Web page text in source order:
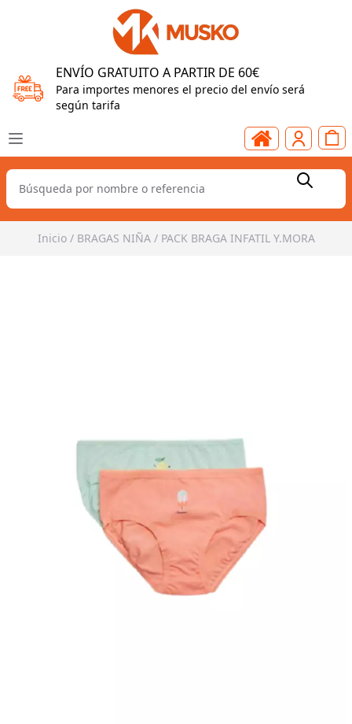
ENVÍO GRATUITO A PARTIR DE 60€
Para importes menores el precio del envío será
según tarifa
Inicio / BRAGAS NIÑA / PACK BRAGA INFATIL Y.MORA